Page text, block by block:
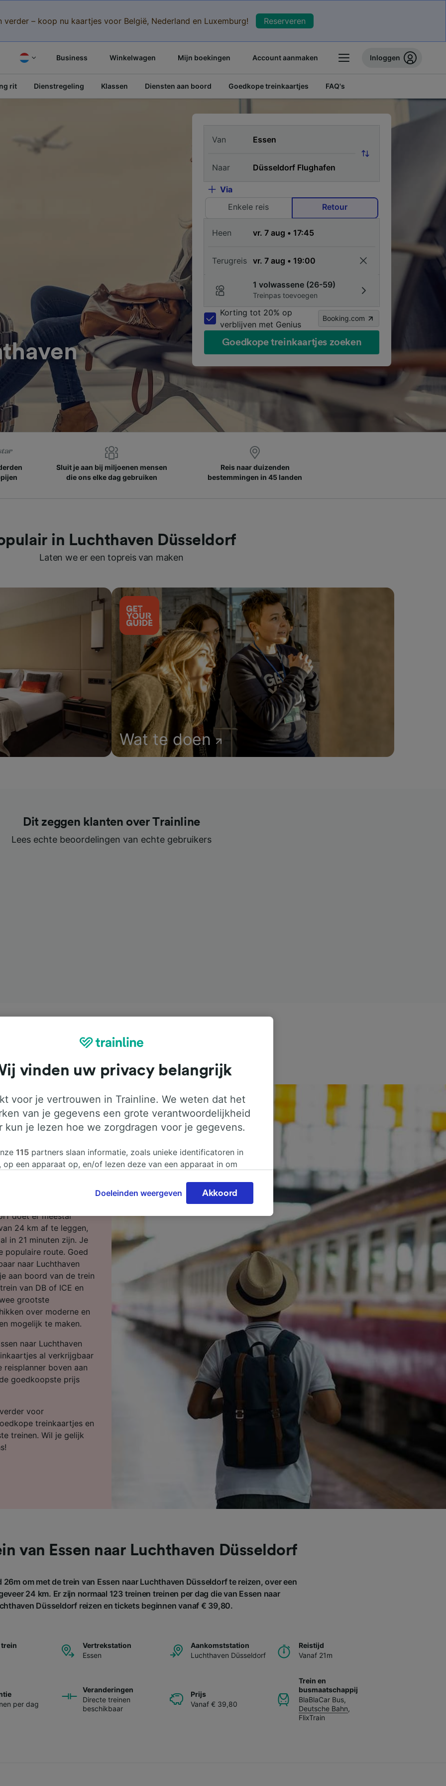
verder – koop nu kaartjes voor België, Nederland en Luxemburg! Reserveren
Business Winkelwagen Mijn boekingen Account aanmaken Inloggen
rit Dienstregeling Klassen Diensten aan boord Goedkope treinkaartjes FAQ's
Van
Naar
Via
Enkele reis
Retour
Heen
Terugreis
1 volwassene (26-59)
Treinpas toevoegen
Korting tot 20% op
verblijven met Genius
Booking.com
Goedkope treinkaartjes zoeken
Sluit je aan bij miljoenen mensen
die ons elke dag gebruiken
Reis naar duizenden
bestemmingen in 45 landen
in Luchthaven Düsseldorf
Laten we er een topreis van maken
Wat te doen
Dit zeggen klanten over Trainline
Lees echte beoordelingen van echte gebruikers
naar
naar Luchthaven
doet er meestal
24 km af te leggen,
in 21 minuten zijn. Je
populaire route. Goed
naar Luchthaven
aan boord van de trein
van DB of ICE en
grootste
over moderne en
mogelijk te maken.
naar Luchthaven
al verkrijgbaar
boven aan
goedkoopste prijs
voor
treinkaartjes en
treinen. Wil je gelijk
van Essen naar Luchthaven Düsseldorf
26m om met de trein van Essen naar Luchthaven Düsseldorf te reizen, over een
24 km. Er zijn normaal 123 treinen treinen per dag die van Essen naar
Düsseldorf reizen en tickets beginnen vanaf € 39,80.
trein
Vertrekstation
Essen
Aankomststation
Luchthaven Düsseldorf
Reistijd
Vanaf 21m
per dag
Veranderingen
Directe treinen
beschikbaar
Prijs
Vanaf € 39,80
Trein en
busmaatschappij
BlaBlaCar Bus,
Deutsche Bahn,
FlixTrain
vinden uw privacy belangrijk
voor je vertrouwen in Trainline. We weten dat het
van je gegevens een grote verantwoordelijkheid
kun je lezen hoe we zorgdragen voor je gegevens.
115 partners slaan informatie, zoals unieke identificatoren in
op een apparaat op, en/of lezen deze van een apparaat in om
door hieronder te klikken. Daaronder valt ook je recht om
te maken in alle gevallen dat er voor de verwerking een beroep
wijzigen op de pagina met onze privacyverklaring. Deze
aan onze partners doorgegeven en hebben geen invloed
Je gegevens worden niet gebruikt voor tracking als
gevraagd om je niet te volgen.
partners verwerken gegevens voor de volgende doeleinden:
geolocatiegegevens gebruiken. De apparaatkenmerken actief
ter identificatie. Informatie op een apparaat opslaan en/of
Gepersonaliseerde advertenties en content, advertentie- en
doelgroepenonderzoek en ontwikkeling van diensten.
(derden)
Doeleinden weergeven Akkoord